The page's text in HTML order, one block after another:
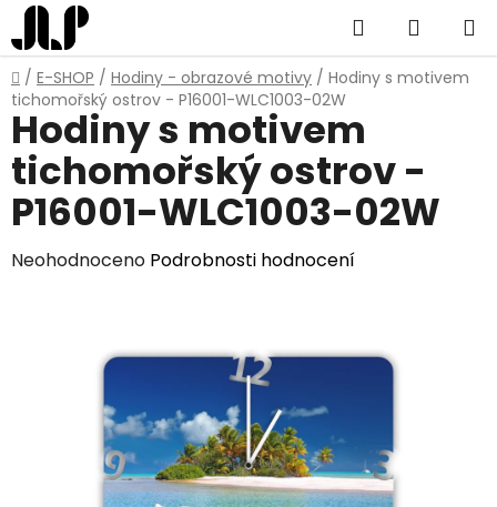
Přejít
na
obsah
Hledat
KOŠÍK
Domů
/ E-SHOP / Hodiny - obrazové motivy / Hodiny s motivem
tichomořský ostrov - P16001-WLC1003-02W
Hodiny s motivem
tichomořský ostrov -
P16001-WLC1003-02W
Průměrné
Neohodnoceno Podrobnosti hodnocení